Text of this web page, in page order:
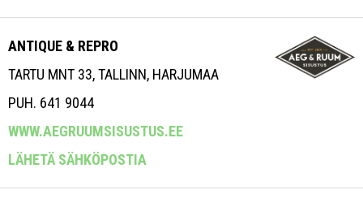
ANTIQUE & REPRO
TARTU MNT 33, TALLINN, HARJUMAA
PUH. 641 9044
WWW.AEGRUUMSISUSTUS.EE
LÄHETÄ SÄHKÖPOSTIA